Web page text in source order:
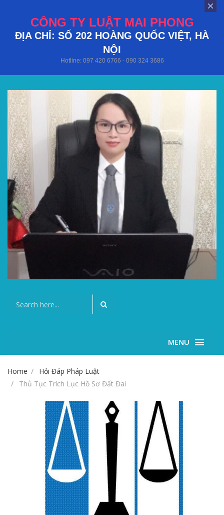
CÔNG TY LUẬT MAI PHONG
ĐỊA CHỈ: SỐ 202 HOÀNG QUỐC VIỆT, HÀ
NỘI
Hotline: 097 420 6766 - 090 324 3686
MENU
Home
Hỏi Đáp Pháp Luật
Thủ Tục Trích Lục Hồ Sơ Đất Đai